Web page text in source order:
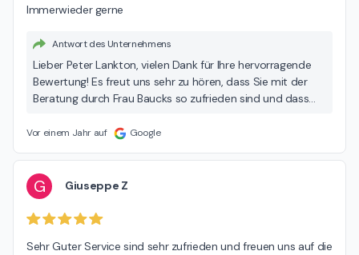
Immerwieder gerne
Antwort des Unternehmens
Lieber Peter Lankton, vielen Dank für Ihre hervorragende
Bewertung! Es freut uns sehr zu hören, dass Sie mit der
Beratung durch Frau Baucks so zufrieden sind und dass
empfunden haben. Ihr Lob motiviert uns, weiterhin
bei Ihrem nächsten Küchenprojekt erneut unterstützen zu
dürfen! Herzliche Grüße, Ihr MEDA Team
Vor einem Jahr auf Google
G Giuseppe Z
Sehr Guter Service sind sehr zufrieden und freuen uns auf die